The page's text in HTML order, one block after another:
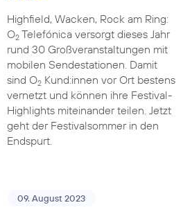
Highfield, Wacken, Rock am Ring:
O2Telefónica versorgt dieses Jahr
rund 30 Großveranstaltungen mit
mobilen Sendestationen. Damit
sind O2Kund:innen vor Ort bestens
vernetzt und können ihre Festival-
Highlights miteinander teilen. Jetzt
geht der Festivalsommer in den
Endspurt.
09. August 2023